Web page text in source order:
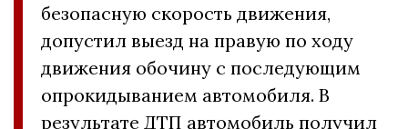
безопасную скорость движения,
допустил выезд на правую по ходу
движения обочину с последующим
опрокидыванием автомобиля. В
результате ДТП автомобиль получил